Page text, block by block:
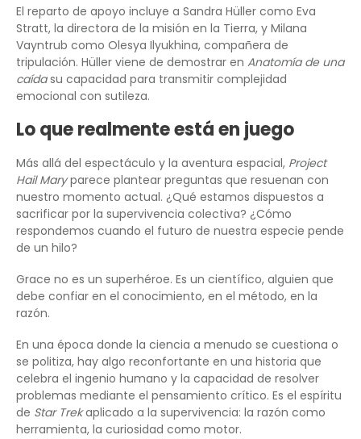
El reparto de apoyo incluye a Sandra Hüller como Eva
Stratt, la directora de la misión en la Tierra, y Milana
Vayntrub como Olesya Ilyukhina, compañera de
tripulación. Hüller viene de demostrar en Anatomía de una
caídasu capacidad para transmitir complejidad
emocional con sutileza.
Lo que realmente está en juego
Más allá del espectáculo y la aventura espacial, Project
Hail Maryparece plantear preguntas que resuenan con
nuestro momento actual. ¿Qué estamos dispuestos a
sacrificar por la supervivencia colectiva? ¿Cómo
respondemos cuando el futuro de nuestra especie pende
de un hilo?
Grace no es un superhéroe. Es un científico, alguien que
debe confiar en el conocimiento, en el método, en la
razón.
En una época donde la ciencia a menudo se cuestiona o
se politiza, hay algo reconfortante en una historia que
celebra el ingenio humano y la capacidad de resolver
problemas mediante el pensamiento crítico. Es el espíritu
de Star Trekaplicado a la supervivencia: la razón como
herramienta, la curiosidad como motor.